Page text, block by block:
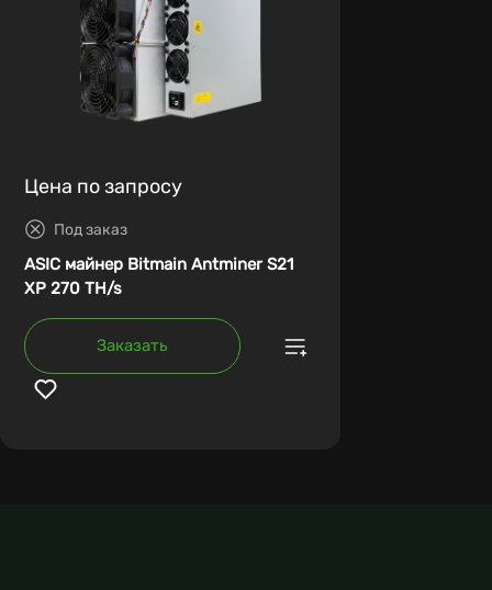
Цена по запросу
Под заказ
ASIC майнер Bitmain Antminer S21
XP 270 TH/s
Заказать